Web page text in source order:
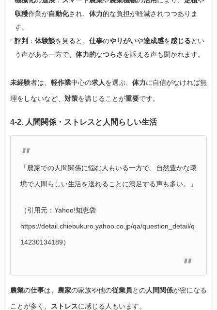
収穫作業が自動化され、 体力的な負担が軽減されつつありま
す。
評判 ： 体験談を見ると、 仕事のやりがいや達成感を感じるとい
う声がある一方で、 体力的なつらさを訴える声も聞かれます。
未経験者は、 軽作業中心の求人を選ぶ、 体力に自信がなければ無
理をしないなど、 対策を講じることが重要です。
4-2. 人間関係 ・ ストレスと 人間 らしい生活
「農家での人間関係に悩む人もいる一方で、自然豊かな環
境で人間らしい生活を送れることに満足する声も多い。」
（引用元：Yahoo!知恵袋
https://detail.chiebukuro.yahoo.co.jp/qa/question_detail/q
14230134189）
農業の仕事は、 農家の家族や他の従業員との人間関係が密になる
ことが多く、 ストレスに感じる人もいます。